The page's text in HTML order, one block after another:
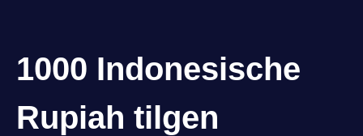
1000 Indonesische
Rupiah tilgen